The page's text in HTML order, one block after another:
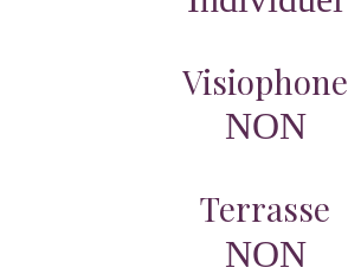
Visiophone
NON
Terrasse
NON